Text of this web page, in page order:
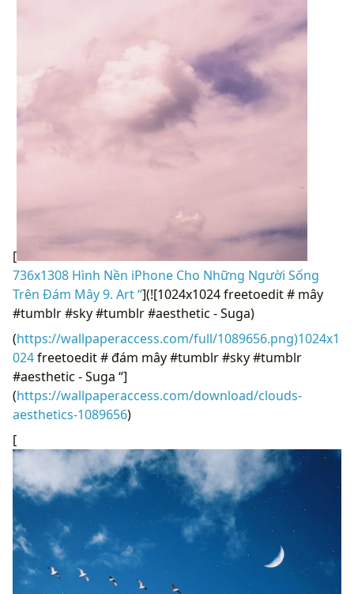
[
736x1308 Hình Nền iPhone Cho Những Người Sống
Trên Đám Mây 9. Art “](![1024x1024 freetoedit # mây
#tumblr #sky #tumblr #aesthetic - Suga)
(https://wallpaperaccess.com/full/1089656.png)1024x1
024freetoedit # đám mây #tumblr #sky #tumblr
#aesthetic - Suga “]
(https://wallpaperaccess.com/download/clouds-
aesthetics-1089656)
[